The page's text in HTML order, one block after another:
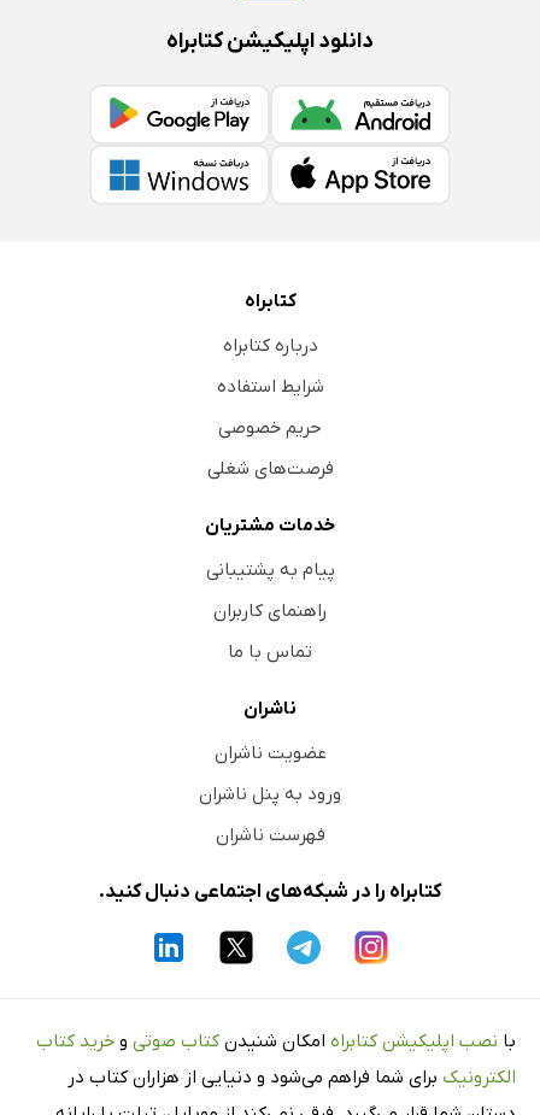
دانلود اپلیکیشن کتابراه
کتابراه
درباره کتابراه
شرایط استفاده
حریم خصوصی
فرصت‌های شغلی
خدمات مشتریان
پیام به پشتیبانی
راهنمای کاربران
تماس با ما
ناشران
عضویت ناشران
ورود به پنل ناشران
فهرست ناشران
کتابراه را در شبکه‌های اجتماعی دنبال کنید.
با نصب اپلیکیشن کتابراه امکان شنیدن کتاب صوتی و خرید کتاب
الکترونیک برای شما فراهم می‌شود و دنیایی از هزاران کتاب در